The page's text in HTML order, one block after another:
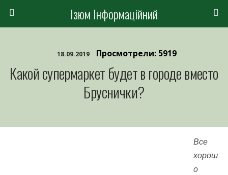
Ізюм Інформаційний
18.09.2019 Просмотрели: 5919
Какой супермаркет будет в городе вместо
Бруснички?
Все
хорош
о